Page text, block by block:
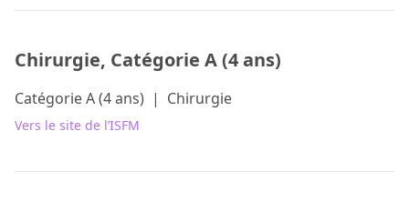
Chirurgie, Catégorie A (4 ans)
Catégorie A (4 ans) | Chirurgie
Vers le site de l’ISFM